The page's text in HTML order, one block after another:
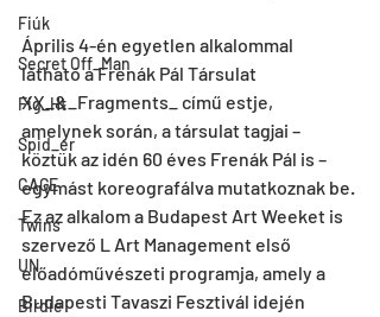
Fiúk
Secret Off_Man
Fig_Ht
Spid_er
CAGE
Twins
UN
Birdie
Április 4-én egyetlen alkalommal
látható a Frenák Pál Társulat
XX_&_Fragments_ című estje,
amelynek során, a társulat tagjai –
köztük az idén 60 éves Frenák Pál is –
egymást koreografálva mutatkoznak be.
Ez az alkalom a Budapest Art Weeket is
szervező L Art Management első
előadóművészeti programja, amely a
Budapesti Tavaszi Fesztivál idején